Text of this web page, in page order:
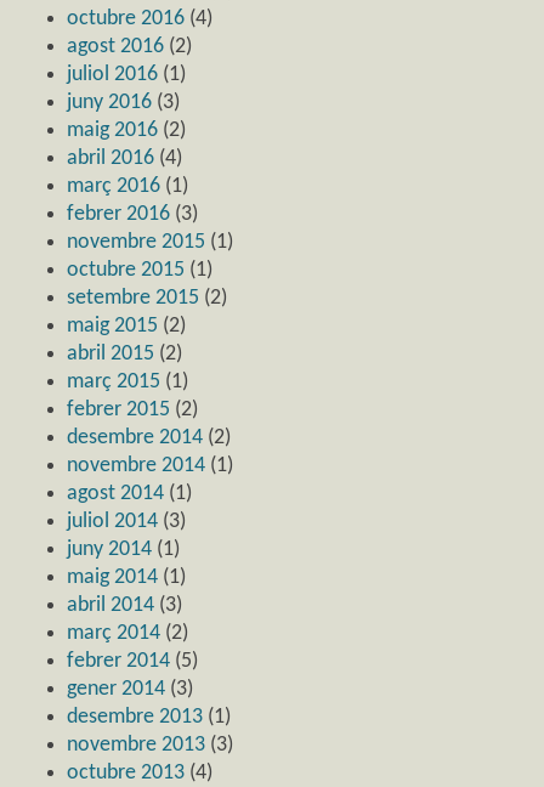
octubre 2016 (4)
agost 2016 (2)
juliol 2016 (1)
juny 2016 (3)
maig 2016 (2)
abril 2016 (4)
març 2016 (1)
febrer 2016 (3)
novembre 2015 (1)
octubre 2015 (1)
setembre 2015 (2)
maig 2015 (2)
abril 2015 (2)
març 2015 (1)
febrer 2015 (2)
desembre 2014 (2)
novembre 2014 (1)
agost 2014 (1)
juliol 2014 (3)
juny 2014 (1)
maig 2014 (1)
abril 2014 (3)
març 2014 (2)
febrer 2014 (5)
gener 2014 (3)
desembre 2013 (1)
novembre 2013 (3)
octubre 2013 (4)